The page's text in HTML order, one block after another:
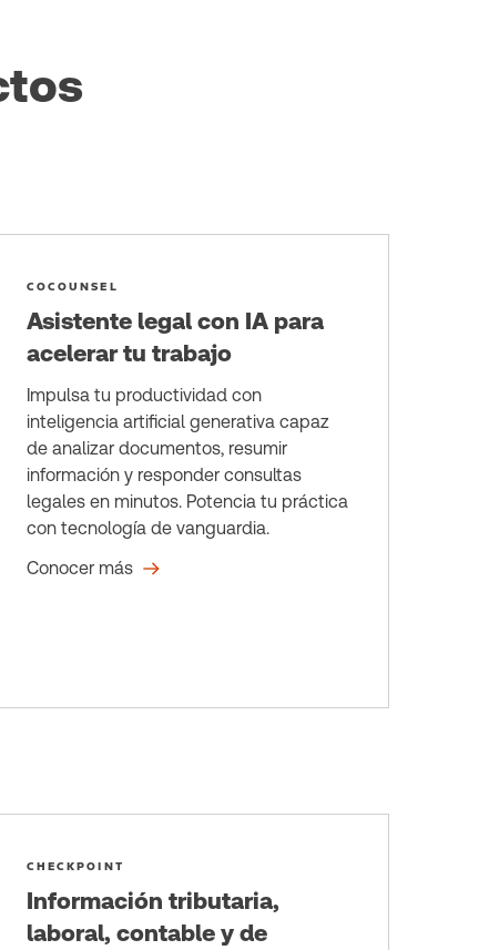
COCOUNSEL
Asistente legal con IA para
acelerar tu trabajo
Impulsa tu productividad con
inteligencia artificial generativa capaz
de analizar documentos, resumir
información y responder consultas
legales en minutos. Potencia tu práctica
con tecnología de vanguardia.
Conocer más
CHECKPOINT
Información tributaria,
laboral, contable y de